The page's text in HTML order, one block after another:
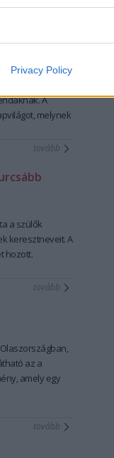
Privacy Policy
tovább
A
melynek
tovább
a szülők
keresztneveit. A
hozott.
tovább
,
az a
, amely egy
tovább